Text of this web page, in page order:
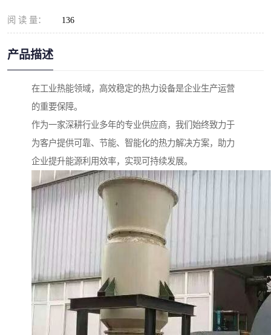
阅 读 量： 136
产品描述
在工业热能领域，高效稳定的热力设备是企业生产运营
的重要保障。
作为一家深耕行业多年的专业供应商，我们始终致力于
为客户提供可靠、节能、智能化的热力解决方案，助力
企业提升能源利用效率，实现可持续发展。